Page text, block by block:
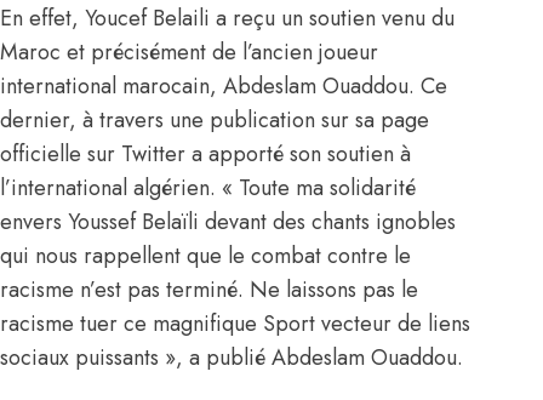
En effet, Youcef Belaili a reçu un soutien venu du
Maroc et précisément de l’ancien joueur
international marocain, Abdeslam Ouaddou. Ce
dernier, à travers une publication sur sa page
officielle sur Twitter a apporté son soutien à
l’international algérien. « Toute ma solidarité
envers Youssef Belaïli devant des chants ignobles
qui nous rappellent que le combat contre le
racisme n’est pas terminé. Ne laissons pas le
racisme tuer ce magnifique Sport vecteur de liens
sociaux puissants », a publié Abdeslam Ouaddou.